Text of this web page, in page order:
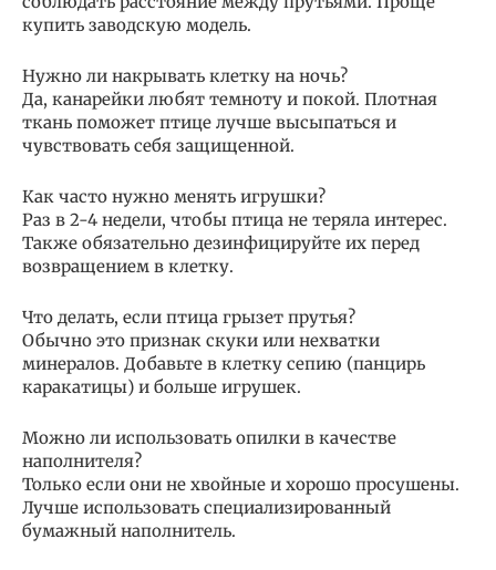
купить заводскую модель.
Нужно ли накрывать клетку на ночь?
Да, канарейки любят темноту и покой. Плотная
ткань поможет птице лучше высыпаться и
чувствовать себя защищенной.
Как часто нужно менять игрушки?
Раз в 2-4 недели, чтобы птица не теряла интерес.
Также обязательно дезинфицируйте их перед
возвращением в клетку.
Что делать, если птица грызет прутья?
Обычно это признак скуки или нехватки
минералов. Добавьте в клетку сепию (панцирь
каракатицы) и больше игрушек.
Можно ли использовать опилки в качестве
наполнителя?
Только если они не хвойные и хорошо просушены.
Лучше использовать специализированный
бумажный наполнитель.